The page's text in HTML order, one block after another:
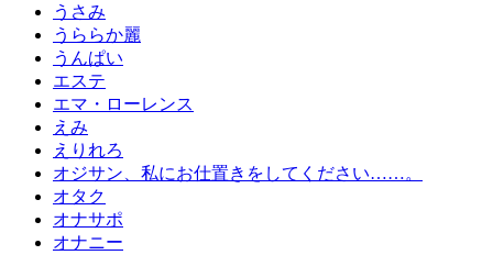
うさみ
うららか麗
うんぱい
エステ
エマ・ローレンス
えみ
えりれろ
オジサン、私にお仕置きをしてください……。
オタク
オナサポ
オナニー